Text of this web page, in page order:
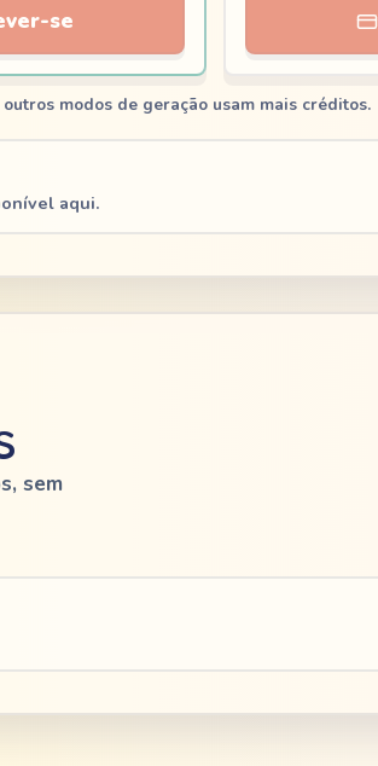
se
modos de geração usam mais créditos.
aqui.
sem